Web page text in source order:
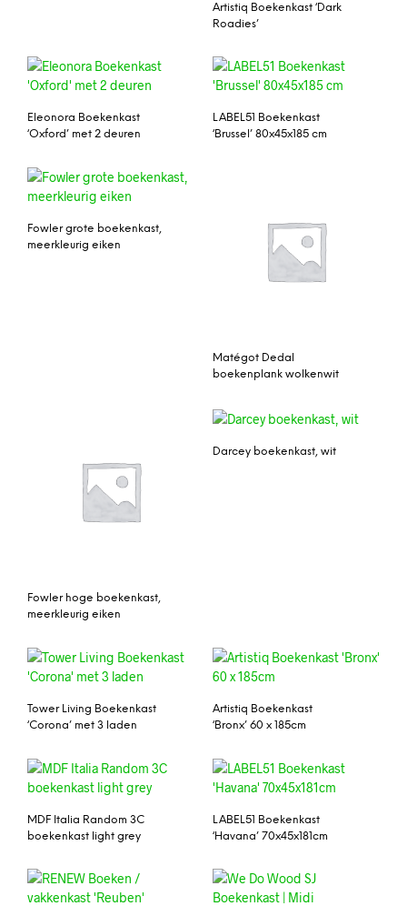
Artistiq Boekenkast ‘Dark
Roadies’
Eleonora Boekenkast
‘Oxford’ met 2 deuren
LABEL51 Boekenkast
‘Brussel’ 80x45x185 cm
Fowler grote boekenkast,
meerkleurig eiken
Matégot Dedal
boekenplank wolkenwit
Fowler hoge boekenkast,
meerkleurig eiken
Darcey boekenkast, wit
Tower Living Boekenkast
‘Corona’ met 3 laden
Artistiq Boekenkast
‘Bronx’ 60 x 185cm
MDF Italia Random 3C
boekenkast light grey
LABEL51 Boekenkast
‘Havana’ 70x45x181cm